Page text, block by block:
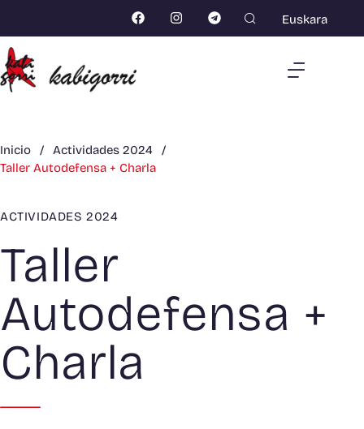
Euskara
Inicio / Actividades 2024
/
Taller Autodefensa + Charla
ACTIVIDADES 2024
Taller
Autodefensa +
Charla